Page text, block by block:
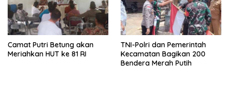
Camat Putri Betung akan
Meriahkan HUT ke 81 RI
TNI-Polri dan Pemerintah
Kecamatan Bagikan 200
Bendera Merah Putih